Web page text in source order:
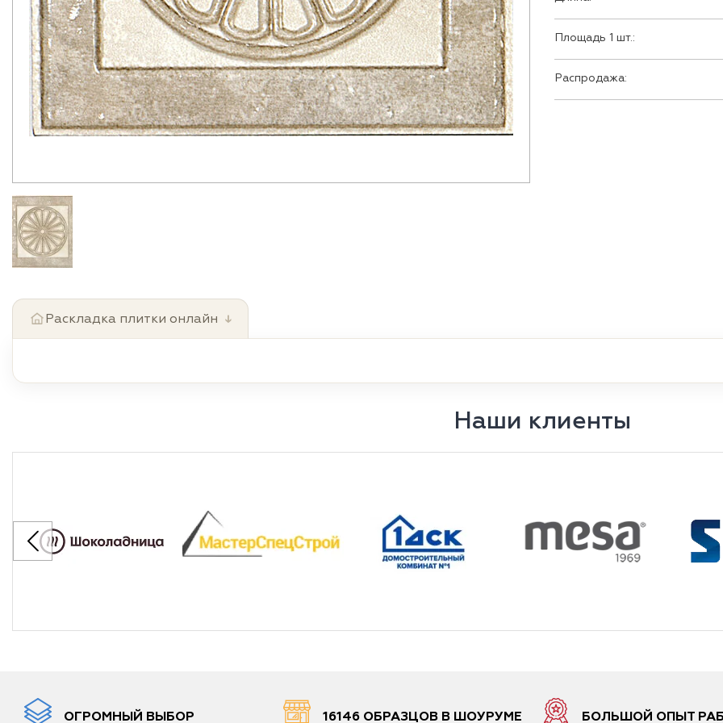
Площадь 1 шт.:
Распродажа:
Раскладка плитки онлайн ↓
Наши клиенты
ОГРОМНЫЙ ВЫБОР 16146 ОБРАЗЦОВ В ШОУРУМЕ БОЛЬШОЙ ОПЫТ